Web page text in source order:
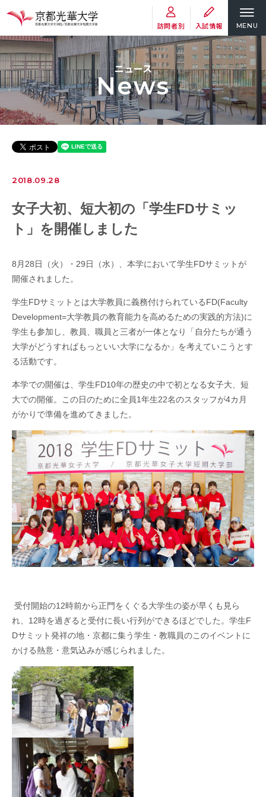
訪問者別 入試情報 MENU
ニュース
News
2018.09.28
女子大初、短大初の「学生FDサミッ
ト」を開催しました
8 月 28日（火）・ 29日（水）、本学において学生FDサミットが
開催されました。
学生FDサミットとは大学教員に義務付けられているFD(Faculty
Development=大学教員の教育能力を高めるための実践的方法)に
学生も参加し、教員、職員と三者が一体となり「自分たちが通う
大学がどうすればもっといい大学になるか」を考えていこうとす
る活動です。
本学での開催は、学生FD10年の歴史の中で初となる女子大、短
大での開催。この日のために全員1年生22名のスタッフが4カ月
がかりで準備を進めてきました。
受付開始の12時前から正門をくぐる大学生の姿が早くも見ら
れ、 12時を過ぎると受付に長い行列ができるほどでした。学生F
Dサミット発祥の地・京都に集う学生・教職員のこのイベントに
かける熱意・意気込みが感じられました。